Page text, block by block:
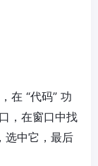
在 “代码” 功
，在窗口中找
选中它，最后